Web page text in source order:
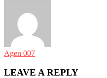
Agen 007
LEAVE A REPLY